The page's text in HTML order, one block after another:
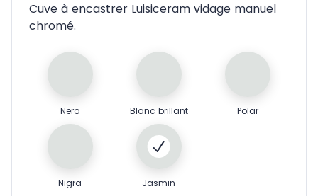
Cuve à encastrer Luisiceram vidage manuel
chromé.
Nero Blanc brillant Polar
Nigra Jasmin